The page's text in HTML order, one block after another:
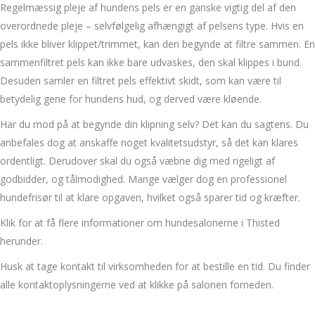
Regelmæssig pleje af hundens pels er en ganske vigtig del af den
overordnede pleje – selvfølgelig afhængigt af pelsens type. Hvis en
pels ikke bliver klippet/trimmet, kan den begynde at filtre sammen. En
sammenfiltret pels kan ikke bare udvaskes, den skal klippes i bund.
Desuden samler en filtret pels effektivt skidt, som kan være til
betydelig gene for hundens hud, og derved være kløende.
Har du mod på at begynde din klipning selv? Det kan du sagtens. Du
anbefales dog at anskaffe noget kvalitetsudstyr, så det kan klares
ordentligt. Derudover skal du også væbne dig med rigeligt af
godbidder, og tålmodighed. Mange vælger dog en professionel
hundefrisør til at klare opgaven, hvilket også sparer tid og kræfter.
Klik for at få flere informationer om hundesalonerne i Thisted
herunder.
Husk at tage kontakt til virksomheden for at bestille en tid. Du finder
alle kontaktoplysningerne ved at klikke på salonen forneden.